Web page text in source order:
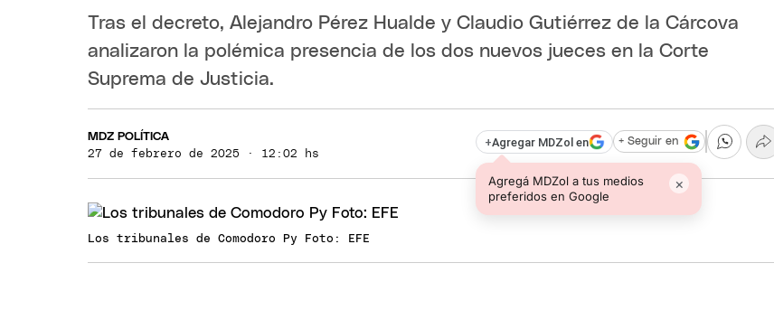
Tras el decreto, Alejandro Pérez Hualde y Claudio Gutiérrez de la Cárcova
analizaron la polémica presencia de los dos nuevos jueces en la Corte
Suprema de Justicia.
MDZ POLÍTICA
27 de febrero de 2025 · 12:02 hs
+Agregar MDZol en
Agregá MDZol a tus medios
preferidos en Google
×
+ Seguir en
Los tribunales de Comodoro Py Foto: EFE